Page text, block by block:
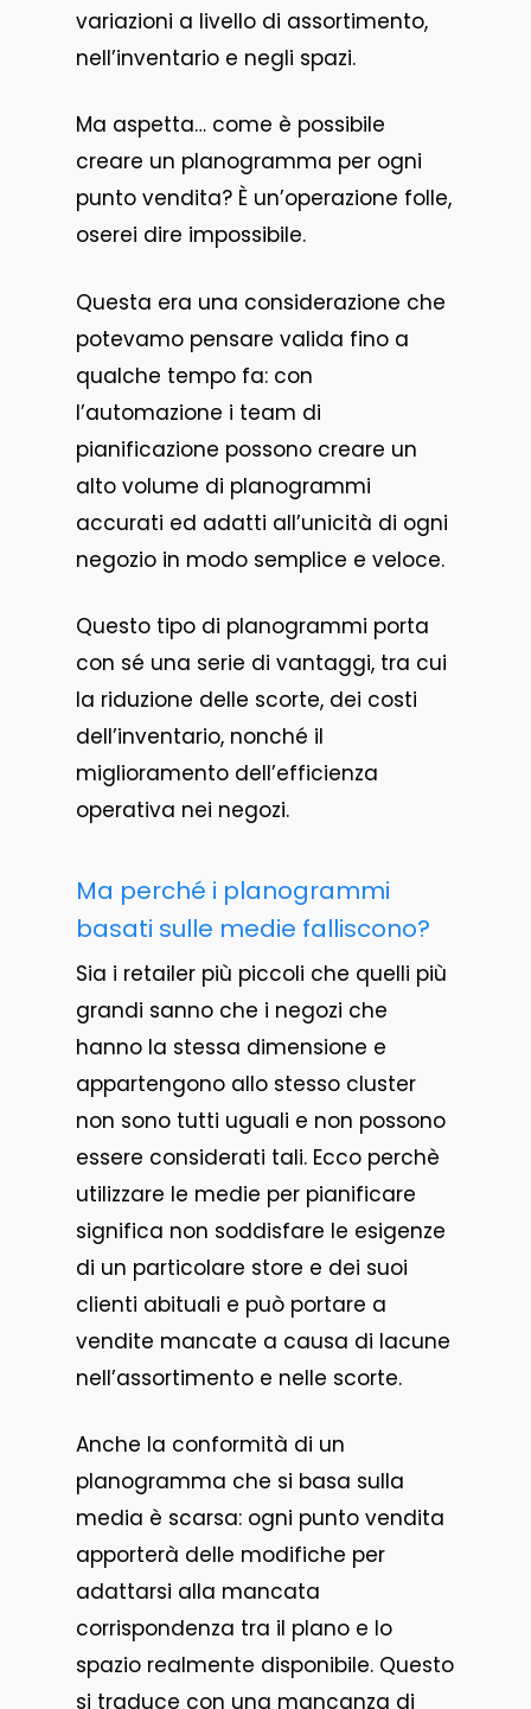
variazioni a livello di assortimento,
nell’inventario e negli spazi.
Ma aspetta… come è possibile
creare un planogramma per ogni
punto vendita? È un’operazione folle,
oserei dire impossibile.
Questa era una considerazione che
potevamo pensare valida fino a
qualche tempo fa: con
l’automazione i team di
pianificazione possono creare un
alto volume di planogrammi
accurati ed adatti all’unicità di ogni
negozio in modo semplice e veloce.
Questo tipo di planogrammi porta
con sé una serie di vantaggi, tra cui
la riduzione delle scorte, dei costi
dell’inventario, nonché il
miglioramento dell’efficienza
operativa nei negozi.
Ma perché i planogrammi
basati sulle medie falliscono?
Sia i retailer più piccoli che quelli più
grandi sanno che i negozi che
hanno la stessa dimensione e
appartengono allo stesso cluster
non sono tutti uguali e non possono
essere considerati tali. Ecco perchè
utilizzare le medie per pianificare
significa non soddisfare le esigenze
di un particolare store e dei suoi
clienti abituali e può portare a
vendite mancate a causa di lacune
nell’assortimento e nelle scorte.
Anche la conformità di un
planogramma che si basa sulla
media è scarsa: ogni punto vendita
apporterà delle modifiche per
adattarsi alla mancata
corrispondenza tra il plano e lo
spazio realmente disponibile. Questo
si traduce con una mancanza di